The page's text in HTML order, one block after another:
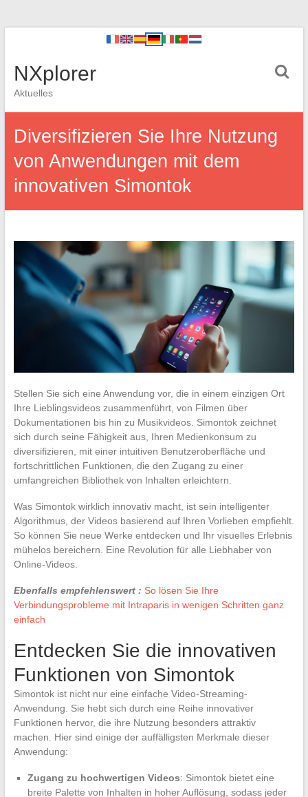
NXplorer
Aktuelles
Diversifizieren Sie Ihre Nutzung
von Anwendungen mit dem
innovativen Simontok
Stellen Sie sich eine Anwendung vor, die in einem einzigen Ort
Ihre Lieblingsvideos zusammenführt, von Filmen über
Dokumentationen bis hin zu Musikvideos. Simontok zeichnet
sich durch seine Fähigkeit aus, Ihren Medienkonsum zu
diversifizieren, mit einer intuitiven Benutzeroberfläche und
fortschrittlichen Funktionen, die den Zugang zu einer
umfangreichen Bibliothek von Inhalten erleichtern.
Was Simontok wirklich innovativ macht, ist sein intelligenter
Algorithmus, der Videos basierend auf Ihren Vorlieben empfiehlt.
So können Sie neue Werke entdecken und Ihr visuelles Erlebnis
mühelos bereichern. Eine Revolution für alle Liebhaber von
Online-Videos.
Ebenfalls empfehlenswert : So lösen Sie Ihre
Verbindungsprobleme mit Intraparis in wenigen Schritten ganz
einfach
Entdecken Sie die innovativen
Funktionen von Simontok
Simontok ist nicht nur eine einfache Video-Streaming-
Anwendung. Sie hebt sich durch eine Reihe innovativer
Funktionen hervor, die ihre Nutzung besonders attraktiv
machen. Hier sind einige der auffälligsten Merkmale dieser
Anwendung:
Zugang zu hochwertigen Videos: Simontok bietet eine
breite Palette von Inhalten in hoher Auflösung, sodass jeder